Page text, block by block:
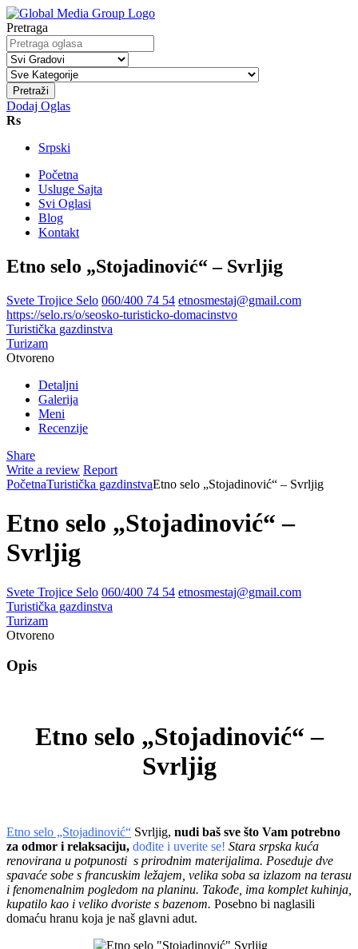
Pretraga
Pretraži
Dodaj Oglas
Rs
Srpski
Početna
Usluge Sajta
Svi Oglasi
Blog
Kontakt
Etno selo „Stojadinović“ – Svrljig
Svete Trojice Selo 060/400 74 54 etnosmestaj@gmail.com
https://selo.rs/o/seosko-turisticko-domacinstvo
Turistička gazdinstva
Turizam
Otvoreno
Detaljni
Galerija
Meni
Recenzije
Share
Write a review Report
PočetnaTuristička gazdinstvaEtno selo „Stojadinović“ – Svrljig
Etno selo „Stojadinović“ –
Svrljig
Svete Trojice Selo 060/400 74 54 etnosmestaj@gmail.com
Turistička gazdinstva
Turizam
Otvoreno
Opis
Etno selo „Stojadinović“ –
Svrljig
Etno selo „Stojadinović“ Svrljig, nudi baš sve što Vam potrebno
za odmor i relaksaciju, dođite i uverite se! Stara srpska kuća
renovirana u potpunosti s prirodnim materijalima. Poseduje dve
spavaće sobe s francuskim ležajem, velika soba sa izlazom na terasu
i fenomenalnim pogledom na planinu. Takođe, ima komplet kuhinja,
kupatilo kao i veliko dvoriste s bazenom. Posebno bi naglasili
domaću hranu koja je naš glavni adut.